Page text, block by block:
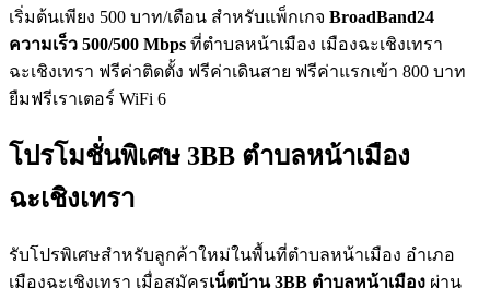
เริ่มต้นเพียง 500 บาท/เดือน สำหรับแพ็กเกจ BroadBand24
ความเร็ว 500/500 Mbps ที่ตำบลหน้าเมือง เมืองฉะเชิงเทรา
ฉะเชิงเทรา ฟรีค่าติดตั้ง ฟรีค่าเดินสาย ฟรีค่าแรกเข้า 800 บาท
ยืมฟรีเราเตอร์ WiFi 6
โปรโมชั่นพิเศษ 3BB ตำบลหน้าเมือง
ฉะเชิงเทรา
รับโปรพิเศษสำหรับลูกค้าใหม่ในพื้นที่ตำบลหน้าเมือง อำเภอ
เมืองฉะเชิงเทรา เมื่อสมัครเน็ตบ้าน 3BB ตำบลหน้าเมือง ผ่าน